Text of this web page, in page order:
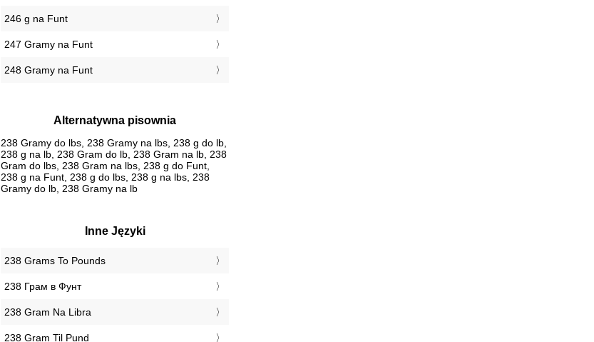
246 g na Funt
247 Gramy na Funt
248 Gramy na Funt
Alternatywna pisownia
238 Gramy do lbs, 238 Gramy na lbs, 238 g do lb,
238 g na lb, 238 Gram do lb, 238 Gram na lb, 238
Gram do lbs, 238 Gram na lbs, 238 g do Funt,
238 g na Funt, 238 g do lbs, 238 g na lbs, 238
Gramy do lb, 238 Gramy na lb
Inne Języki
‎238 Grams To Pounds
‎238 Грам в Фунт
‎238 Gram Na Libra
‎238 Gram Til Pund